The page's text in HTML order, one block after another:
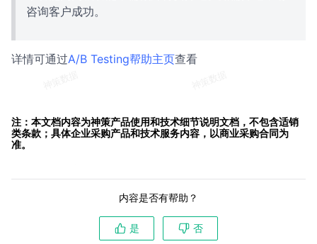
咨询客户成功。
详情可通过A/B Testing帮助主页查看
注：本文档内容为神策产品使用和技术细节说明文档，不包含适销
类条款；具体企业采购产品和技术服务内容，以商业采购合同为
准。
内容是否有帮助？
是 否